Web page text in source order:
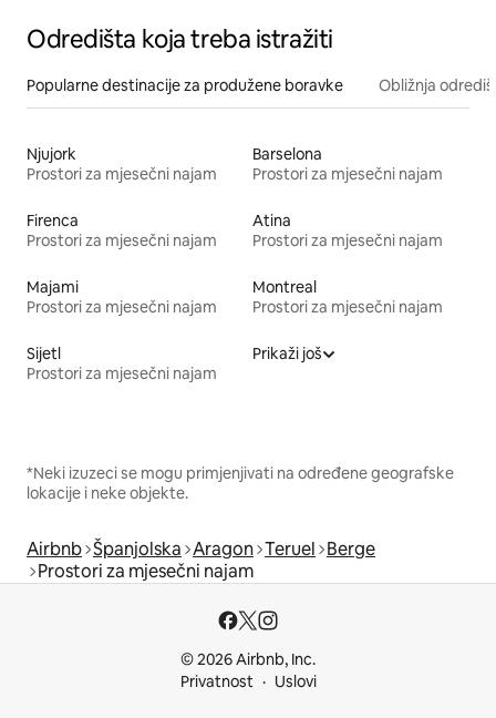
Odredišta koja treba istražiti
Popularne destinacije za produžene boravke Obližnja
Njujork
Prostori za mjesečni najam
Barselona
Prostori za mjesečni najam
Firenca
Prostori za mjesečni najam
Atina
Prostori za mjesečni najam
Majami
Prostori za mjesečni najam
Montreal
Prostori za mjesečni najam
Sijetl
Prostori za mjesečni najam
Prikaži još
*Neki izuzeci se mogu primjenjivati na određene geografske
lokacije i neke objekte.
Airbnb Španjolska Aragon Teruel Berge
Prostori za mjesečni najam
© 2026 Airbnb, Inc.
Privatnost
Uslovi